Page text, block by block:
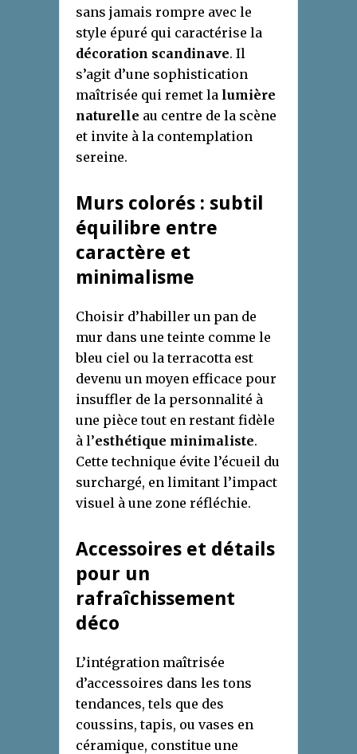
sans jamais rompre avec le
style épuré qui caractérise la
décoration scandinave. Il
s’agit d’une sophistication
maîtrisée qui remet la lumière
naturelle au centre de la scène
et invite à la contemplation
sereine.
Murs colorés : subtil
équilibre entre
caractère et
minimalisme
Choisir d’habiller un pan de
mur dans une teinte comme le
bleu ciel ou la terracotta est
devenu un moyen efficace pour
insuffler de la personnalité à
une pièce tout en restant fidèle
à l’esthétique minimaliste.
Cette technique évite l’écueil du
surchargé, en limitant l’impact
visuel à une zone réfléchie.
Accessoires et détails
pour un
rafraîchissement
déco
L’intégration maîtrisée
d’accessoires dans les tons
tendances, tels que des
coussins, tapis, ou vases en
céramique, constitue une